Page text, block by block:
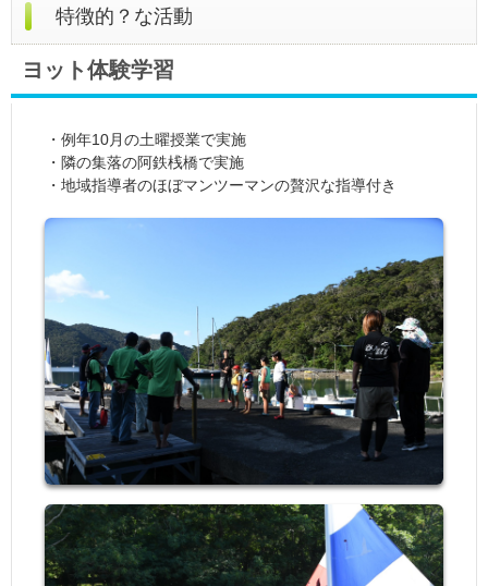
特徴的？な活動
ヨット体験学習
・例年10月の土曜授業で実施
・隣の集落の阿鉄桟橋で実施
・地域指導者のほぼマンツーマンの贅沢な指導付き